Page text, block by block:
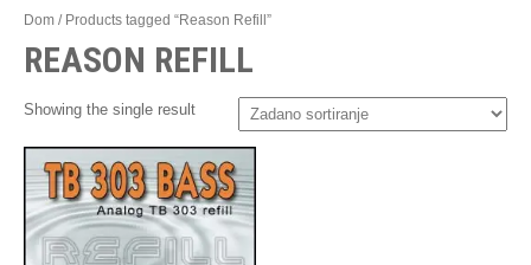
Dom / Products tagged “Reason Refill ”
REASON REFILL
Showing the single result